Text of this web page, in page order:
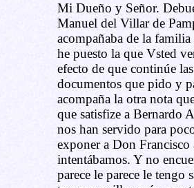
Mi Dueño y Señor.
Manuel del Villar de
acompañaba de la
he puesto la que Vsted
efecto de que continúe
documentos que pido y
acompaña la otra nota
que satisfize a Bernardo
nos han servido para
exponer a Don
intentábamos. Y no
parece le parece le tengo